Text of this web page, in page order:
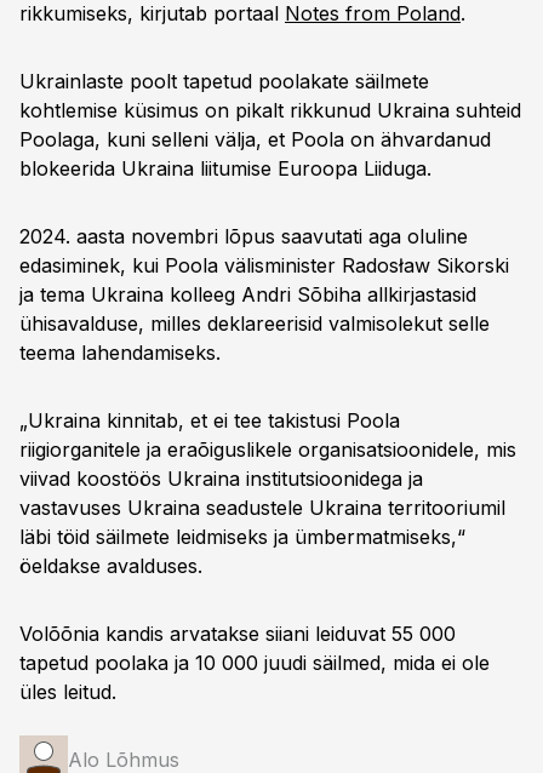
rikkumiseks, kirjutab portaal Notes from Poland.
Ukrainlaste poolt tapetud poolakate säilmete
kohtlemise küsimus on pikalt rikkunud Ukraina suhteid
Poolaga, kuni selleni välja, et Poola on ähvardanud
blokeerida Ukraina liitumise Euroopa Liiduga.
2024. aasta novembri lõpus saavutati aga oluline
edasiminek, kui Poola välisminister Radosław Sikorski
ja tema Ukraina kolleeg Andri Sõbiha‎ allkirjastasid
ühisavalduse, milles deklareerisid valmisolekut selle
teema lahendamiseks.
„Ukraina kinnitab, et ei tee takistusi Poola
riigiorganitele ja eraõiguslikele organisatsioonidele, mis
viivad koostöös Ukraina institutsioonidega ja
vastavuses Ukraina seadustele Ukraina territooriumil
läbi töid säilmete leidmiseks ja ümbermatmiseks,“
öeldakse avalduses.
Volõõnia kandis arvatakse siiani leiduvat 55 000
tapetud poolaka ja 10 000 juudi säilmed, mida ei ole
üles leitud.
Alo Lõhmus